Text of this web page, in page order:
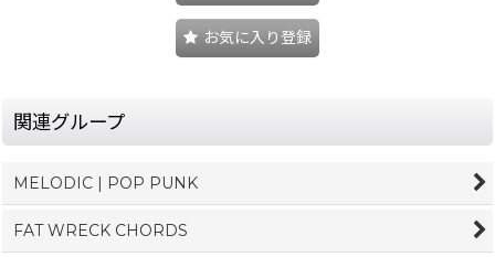
お気に入り登録
関連グループ
MELODIC | POP PUNK
FAT WRECK CHORDS